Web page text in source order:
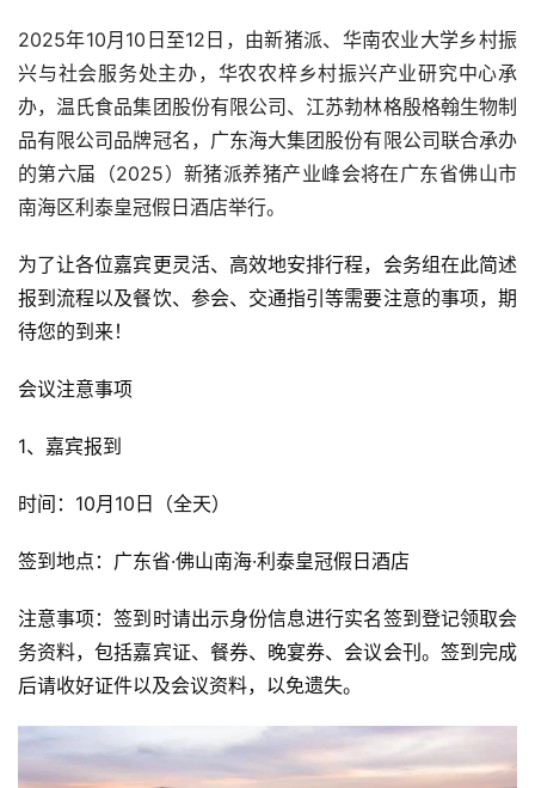
2025年10月10日至12日，由新猪派、华南农业大学乡村振
兴与社会服务处主办，华农农梓乡村振兴产业研究中心承
办，温氏食品集团股份有限公司、江苏勃林格殷格翰生物制
品有限公司品牌冠名，广东海大集团股份有限公司联合承办
的第六届（2025）新猪派养猪产业峰会将在广东省佛山市
南海区利泰皇冠假日酒店举行。
为了让各位嘉宾更灵活、高效地安排行程，会务组在此简述
报到流程以及餐饮、参会、交通指引等需要注意的事项，期
待您的到来！
会议注意事项
1、嘉宾报到
时间：10月10日（全天）
签到地点：广东省·佛山南海·利泰皇冠假日酒店
注意事项：签到时请出示身份信息进行实名签到登记领取会
务资料，包括嘉宾证、餐券、晚宴券、会议会刊。签到完成
后请收好证件以及会议资料，以免遗失。